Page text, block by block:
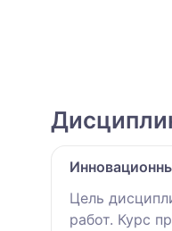
Цель
работ. Курс